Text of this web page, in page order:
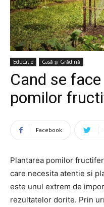
Educatie Casă şi Grădină
Cand se
pomilor
Facebook
Plantarea pomilor
care necesita atentie si
este unul extrem de
rezultatelor dorite. Prin